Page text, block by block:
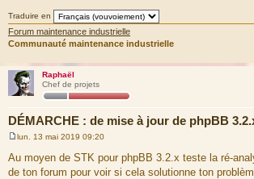
Traduire en
Forum maintenance industrielle
Communauté maintenance industrielle
Raphaël
Chef de projets
DÉMARCHE : de mise à jour de phpBB
s
s
lun. 13 mai 2019 09:20
Au moyen de STK pour phpBB 3.2.x teste la ré-
de ton forum pour voir si cela solutionne ton